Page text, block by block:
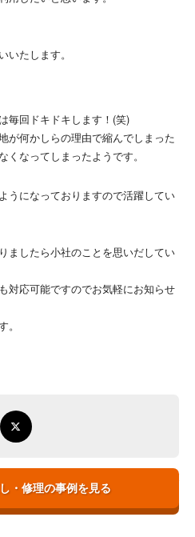
いたします。
毎回ドキドキします！(笑)
が何かしらの理由で縮んでしまった
くなってしまったようです。
うになっておりますので活躍してい
ましたら小社のことを思いだしてい
対応可能ですのでお気軽にお知らせ
・修理の事例を見る